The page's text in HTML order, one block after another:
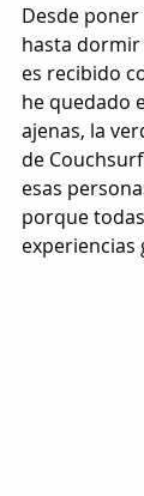
Desde
hasta dormir
es recibido
he quedado
ajenas, la
de
esas
porque
experiencias